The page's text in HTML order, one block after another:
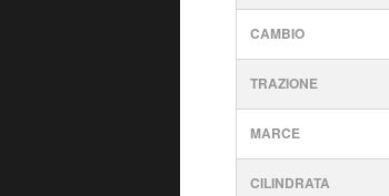
CAMBIO
TRAZIONE
MARCE
CILINDRATA